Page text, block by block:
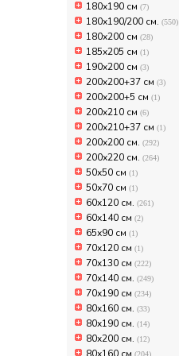
180х190 см (7)
180х190/200 см. (550)
180х200 см (28)
185x205 см (1)
190x200 см (3)
200x200+37 см (3)
200x200+5 см (1)
200x210 см (6)
200x210+37 см (1)
200х200 см. (292)
200х220 см. (264)
50х50 см (1)
50х70 см (1)
60x120 см. (261)
60x140 см (2)
65х90 см (1)
70x120 см (1)
70x130 см (222)
70х140 см. (249)
70х190 см (234)
80x160 см. (33)
80x190 см. (14)
80x200 см. (12)
(204)